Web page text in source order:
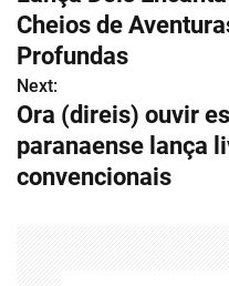
v
e
g
a
ç
Cheios de
Profundas
Next:
Ora (direis) ouvir
paranaense lança
convencionais